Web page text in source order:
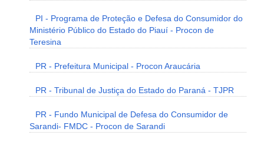
PI - Programa de Proteção e Defesa do Consumidor do
Ministério Público do Estado do Piauí - Procon de
Teresina
PR - Prefeitura Municipal - Procon Araucária
PR - Tribunal de Justiça do Estado do Paraná - TJPR
PR - Fundo Municipal de Defesa do Consumidor de
Sarandi- FMDC - Procon de Sarandi